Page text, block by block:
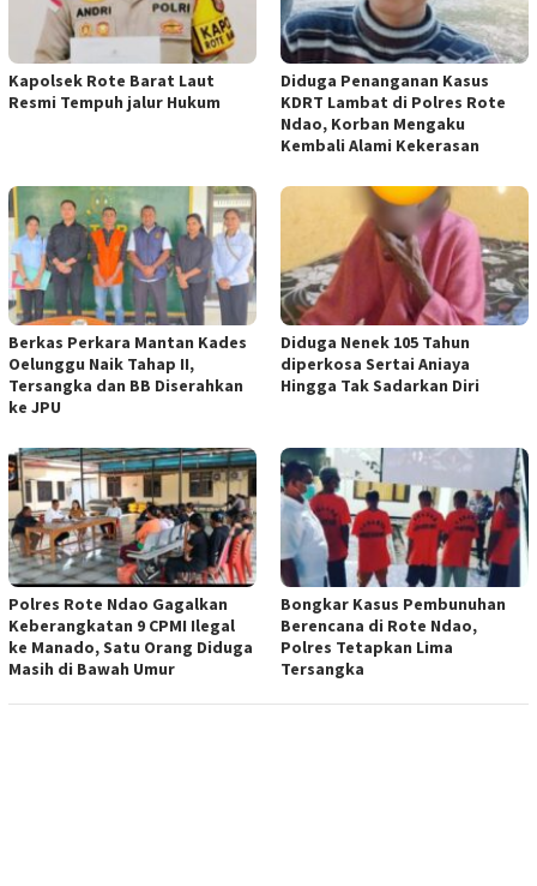
Kapolsek Rote Barat Laut
Resmi Tempuh jalur Hukum
Diduga Penanganan Kasus
KDRT Lambat di Polres Rote
Ndao, Korban Mengaku
Kembali Alami Kekerasan
Berkas Perkara Mantan Kades
Oelunggu Naik Tahap II,
Tersangka dan BB Diserahkan
ke JPU
Diduga Nenek 105 Tahun
diperkosa Sertai Aniaya
Hingga Tak Sadarkan Diri
Polres Rote Ndao Gagalkan
Keberangkatan 9 CPMI Ilegal
ke Manado, Satu Orang Diduga
Masih di Bawah Umur
Bongkar Kasus Pembunuhan
Berencana di Rote Ndao,
Polres Tetapkan Lima
Tersangka